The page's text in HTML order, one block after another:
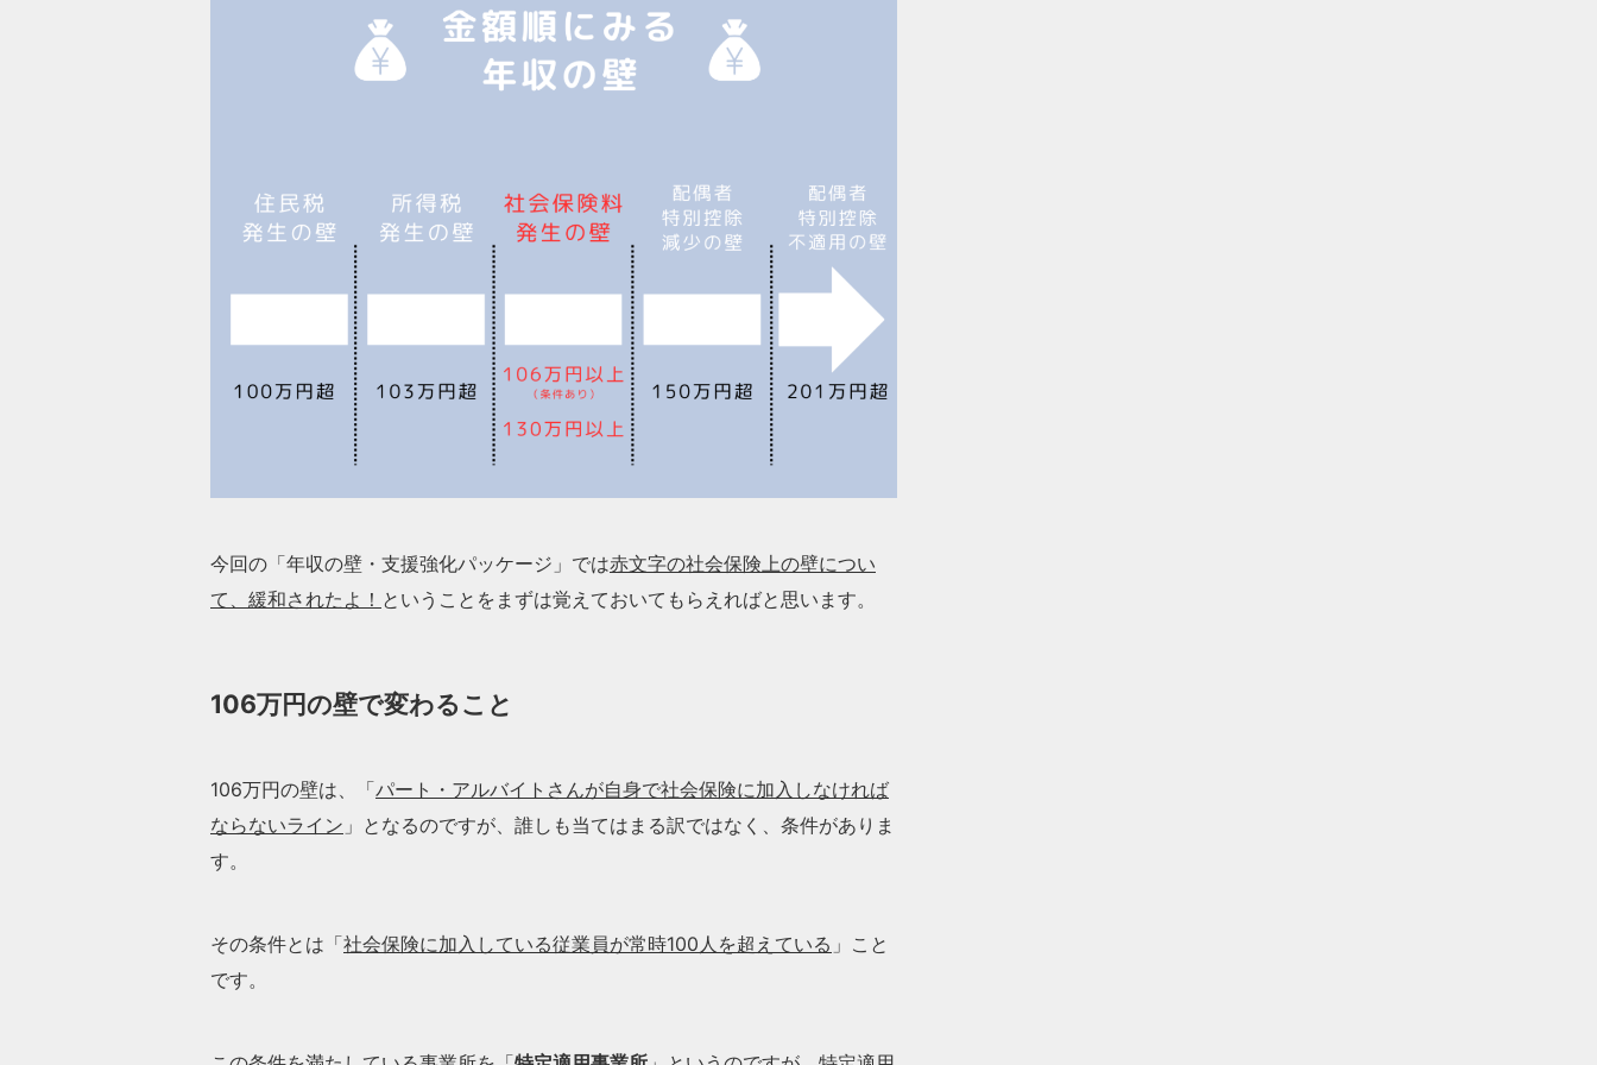
今回の「年収の壁・支援強化パッケージ」では赤文字の社会保険上の壁につい
て、緩和されたよ！ ということをまずは覚えておいてもらえればと思います。
106万円の壁で変わること
106万円の壁は、「パート・アルバイトさんが自身で社会保険に加入しなければ
ならないライン 」となるのですが、誰しも当てはまる訳ではなく、条件がありま
す。
その条件とは「社会保険に加入している従業員が常時100人を超えている 」こと
です。